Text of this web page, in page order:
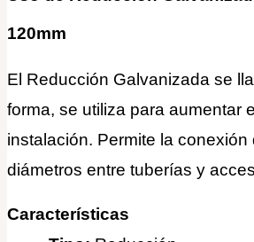
120mm
El Reducción Galvanizada se
forma, se utiliza para aumentar
instalación. Permite la conexión
diámetros entre tuberías y
Características